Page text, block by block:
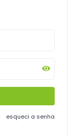
esqueci a senha